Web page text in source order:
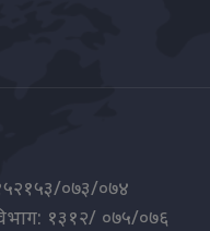
०७३/०७४
१३१२/ ०७५/०७६